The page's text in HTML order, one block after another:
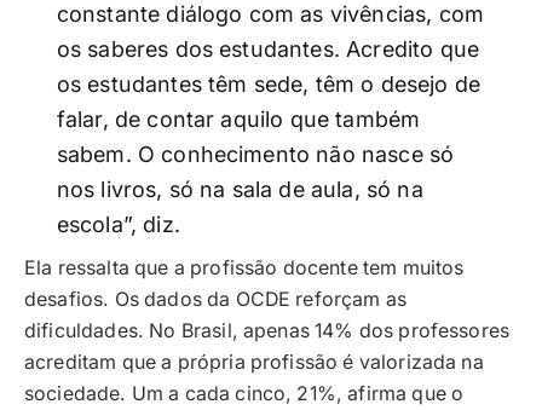
constante diálogo com as vivências, com
os saberes dos estudantes. Acredito que
os estudantes têm sede, têm o desejo de
falar, de contar aquilo que também
sabem. O conhecimento não nasce só
nos livros, só na sala de aula, só na
escola”, diz.
Ela ressalta que a profissão docente tem muitos
desafios. Os dados da OCDE reforçam as
dificuldades. No Brasil, apenas 14% dos professores
acreditam que a própria profissão é valorizada na
sociedade. Um a cada cinco, 21%, afirma que o